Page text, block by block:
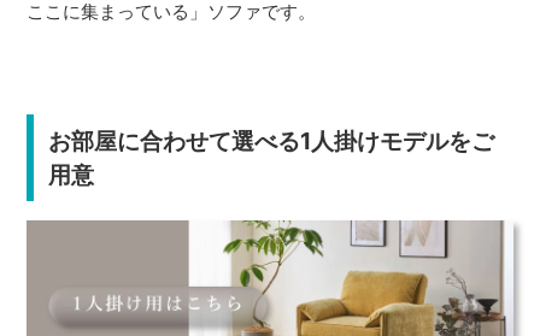
ここに集まっている」ソファです。
お部屋に合わせて選べる1人掛けモデルをご
用意